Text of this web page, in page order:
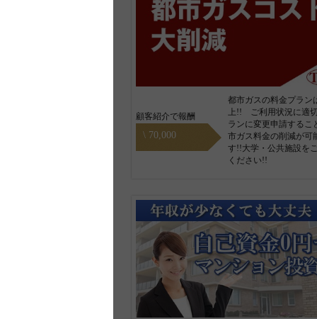
都市ガスの料金プラン
上!! ご利用状況に適
ランに変更申請するこ
市ガス料金の削減が可
す!!大学・公共施設を
ください!!
\ 70,000
顧客紹介で報酬